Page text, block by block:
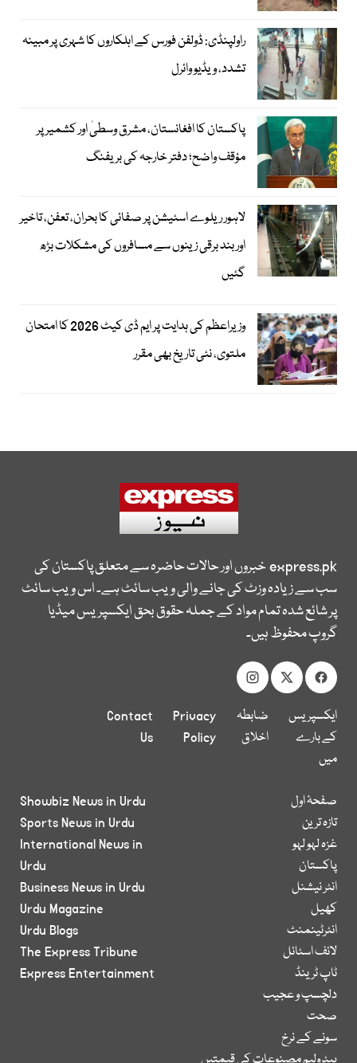
راولپنڈی: ڈولفن فورس کے اہلکاروں کا شہری پر مبینہ
تشدد، ویڈیو وائرل
پاکستان کا افغانستان، مشرق وسطیٰ اور کشمیر پر
مؤقف واضح؛ دفتر خارجہ کی بریفنگ
لاہور ریلوے اسٹیشن پر صفائی کا بحران، تعفن، تاخیر
اور بند برقی زینوں سے مسافروں کی مشکلات بڑھ
گئیں
وزیراعظم کی ہدایت پر ایم ڈی کیٹ 2026 کا امتحان
ملتوی، نئی تاریخ بھی مقرر
express.pkخبروں اور حالات حاضرہ سے متعلق پاکستان کی
سب سے زیادہ وزٹ کی جانے والی ویب سائٹ ہے۔ اس ویب سائٹ
پر شائع شدہ تمام مواد کے جملہ حقوق بحق ایکسپریس میڈیا
گروپ محفوظ ہیں۔
ایکسپریس
کے بارے
میں
ضابطہ
اخلاق
Privacy
Policy
Contact
Us
صفحۂ اول
تازہ ترین
غزہ لہو لہو
پاکستان
انٹر نیشنل
کھیل
انٹرٹینمنٹ
لائف اسٹائل
ٹاپ ٹرینڈ
دلچسپ و عجیب
صحت
سونے کے نرخ
Showbiz News in Urdu
Sports News in Urdu
International News in
Urdu
Business News in Urdu
Urdu Magazine
Urdu Blogs
The Express Tribune
Express Entertainment